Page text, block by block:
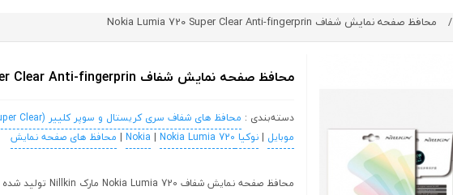
/ محافظ صفحه نمایش شفاف Nokia Lumia 720 Super Clear Anti-fingerprin
محافظ صفحه نمایش شفاف Nokia Lumia 720 Super Clear Anti-fingerprin
دسته‌بندی : محافظ های شفاف سری کریستال و سوپر کلییر (Crystal & Super Clear)
موبایل |نوکیا Nokia | Nokia Lumia 720
| محافظ های صفحه نمایش
محافظ صفحه نمایش شفاف Nokia Lumia 720 مارک Nillkin تولید شده از بهترین مواد اولیه